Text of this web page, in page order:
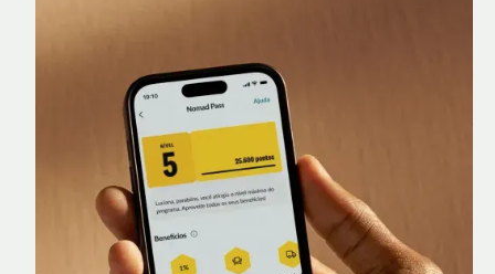
Nomad Lounge
Sala VIP no Aeroporto de Guarulhos